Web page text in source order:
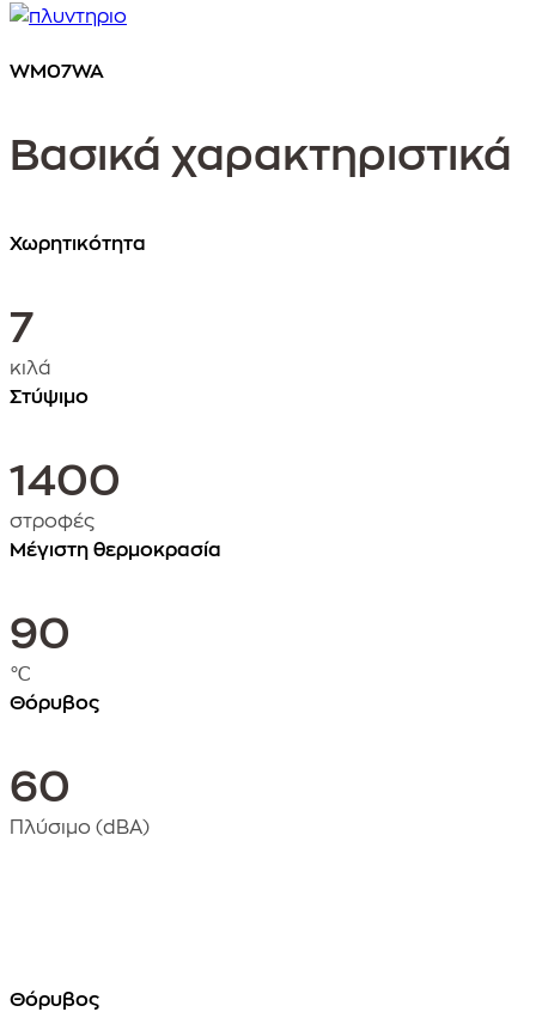
WM07WA
Βασικά χαρακτηριστικά
Χωρητικότητα
7
κιλά
Στύψιμο
1400
στροφές
Μέγιστη θερμοκρασία
90
℃
Θόρυβος
60
Πλύσιμο (dBA)
Θόρυβος